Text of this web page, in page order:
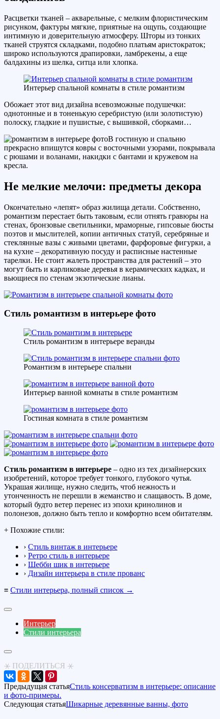
Расцветки тканей – акварельные, с мелким флористическим
рисунком, фактуры мягкие, приятные на ощупь, создающие
интимную и доверительную атмосферу. Шторы из тонких
тканей струятся складками, подобно платьям аристократок;
широко используются драпировки, ламбрекены, а еще
балдахины из шелка, ситца или хлопка.
Интерьер спальной комнаты в стиле романтизм
Обожает этот вид дизайна всевозможные подушечки:
однотонные и в тоненькую серебристую (или золотистую)
полоску, гладкие и пушистые, с вышивкой, сборками…
В гостиную и спальню
прекрасно впишутся ковры с восточными узорами, покрывала
с рюшами и воланами, накидки с бантами и кружевом на
кресла.
Не мелкие мелочи: предметы декора
Окончательно «лепят» образ жилища детали. Собственно,
романтизм перестает быть таковым, если отнять гравюры на
стенах, бронзовые светильники, мраморные, гипсовые бюсты
поэтов и мыслителей, копии античных статуй, серебряные и
стеклянные вазы с живыми цветами, фарфоровые фигурки, а
на кухне – декоративную посуду и расписные настенные
тарелки. Не стоит жалеть пространства для растений – это
могут быть и карликовые деревья в керамических кадках, и
вьющиеся по стенам экзотические лианы.
Стиль романтизм в интерьере фото
Стиль романтизм в интерьере веранды
Романтизм в интерьере спальни
Интерьер ванной комнаты в стиле романтизм
Гостиная комната в стиле романтизм
Стиль романтизм в интерьере – одно из тех дизайнерских
изобретений, которое требует тонкого, глубокого чутья.
Украшая жилище, нужно следить, чтоб нежность и
утонченность не перешли в жеманство и слащавость. В доме,
который будто ветер перенес из эпохи кринолинов и
полонезов, должно быть тепло и комфортно всем обитателям.
+ Похожие стили:
› Стиль винтаж в интерьере
› Ретро стиль в интерьере
› Шебби шик в интерьере
› Дизайн интерьера в стиле прованс
≡ Стили интерьера, полный список →
Интерьер
Стили интерьера
⚹ ПОДЕЛИТЬСЯ ⚹
Предыдущая статьяСтиль консерватизм в интерьере: описание
и фото-примеры.
Следующая статьяШикарные деревянные ванны, фото